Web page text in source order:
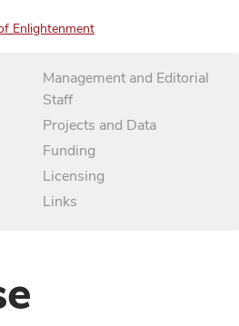
Enlightenment
Management and Editorial
Staff
Projects and Data
Funding
Licensing
Links